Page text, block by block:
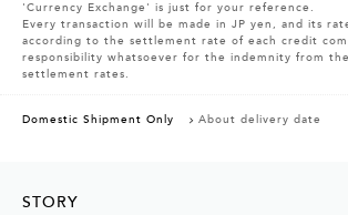
'Currency Exchange' is just for your reference.
Every transaction will be made in JP yen, and its
according to the settlement rate of each credit
responsibility whatsoever for the indemnity from
settlement rates.
Domestic Shipment Only About delivery date
STORY